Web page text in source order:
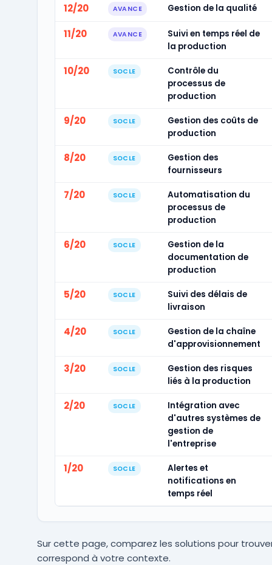
12/20 AVANCE Gestion de la qualité
11/20 AVANCE
Suivi en temps réel de
la production
10/20 SOCLE
Contrôle du
processus de
production
9/20 SOCLE
Gestion des coûts de
production
8/20 SOCLE
Gestion des
fournisseurs
7/20 SOCLE
Automatisation du
processus de
production
6/20 SOCLE
Gestion de la
documentation de
production
5/20 SOCLE
Suivi des délais de
livraison
4/20 SOCLE
Gestion de la chaîne
d'approvisionnement
3/20 SOCLE
Gestion des risques
liés à la production
2/20 SOCLE
Intégration avec
d'autres systèmes de
gestion de
l'entreprise
1/20 SOCLE
Alertes et
notifications en
temps réel
Sur cette page, comparez les solutions pour
correspond à votre contexte.